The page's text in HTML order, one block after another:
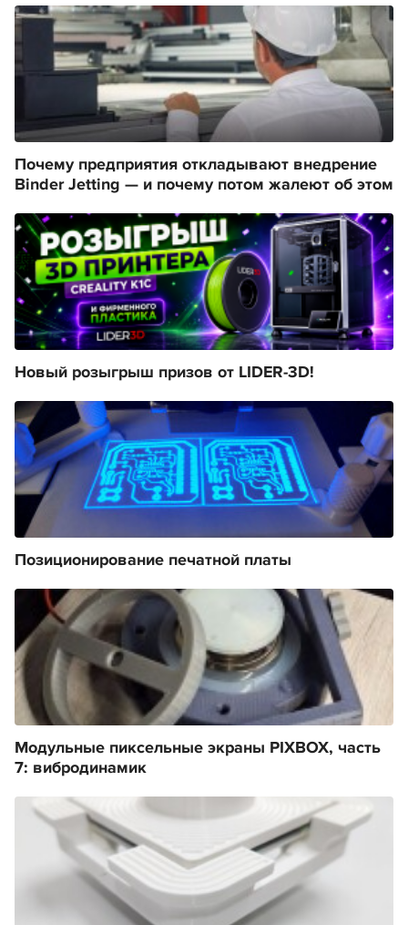
Почему предприятия откладывают внедрение
Binder Jetting — и почему потом жалеют об этом
Новый розыгрыш призов от LIDER-3D!
Позиционирование печатной платы
Модульные пиксельные экраны PIXBOX, часть
7: вибродинамик